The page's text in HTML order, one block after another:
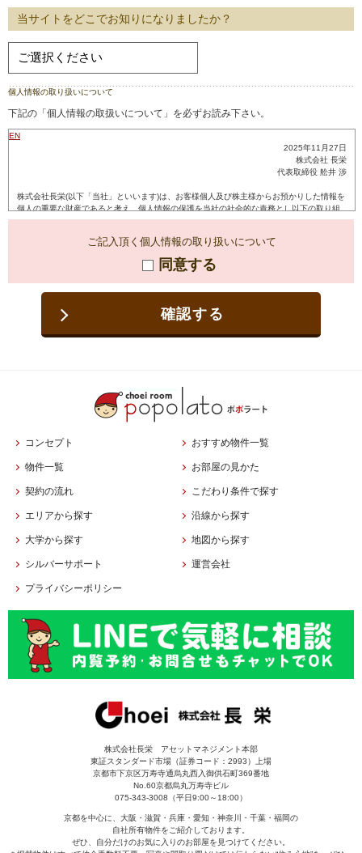
当サイトをどこでお知りになりましたか？
個人情報の取り扱いについて
下記の「個人情報の取扱いについて」を必ずお読み下さい。
ご記入頂く個人情報の取り扱いについて
同意する
確認する
コンセプト おすすめ物件一覧
物件一覧 お部屋の見かた
契約の流れ こだわり条件で探す
エリアから探す 沿線から探す
大学から探す 地図から探す
シルバーサポート 運営会社
プライバシーポリシー
株式会社長栄 アセットマネジメント本部
東証スタンダード市場（証券コード：2993）上場
京都市下京区万寿寺通烏丸西入御供石町369番地
No.60京都烏丸万寿寺ビル
075-343-3008（平日9:00～18:00）
京都を中心に、大阪・滋賀・兵庫・愛知・神奈川・千葉・福岡の
自社所有物件をご紹介しております。
ぜひ、自分だけのお気に入りのお部屋を見つけてください。